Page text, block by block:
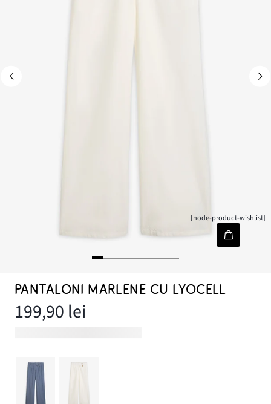
[node-product-wishlist]
PANTALONI MARLENE CU LYOCELL
199,90 lei